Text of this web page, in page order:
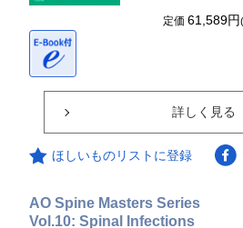
定価61,589円
詳しく見る
ほしいものリストに登録
AO Spine Masters Series
Vol.10: Spinal Infections